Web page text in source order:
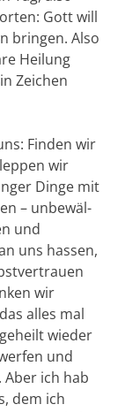
Gott will
bringen. Also
Heilung
Zeichen
Finden wir
wir
Dinge mit
– unbewäl­
und
uns hassen,
wir
alles mal
wieder
und
ich hab
dem ich